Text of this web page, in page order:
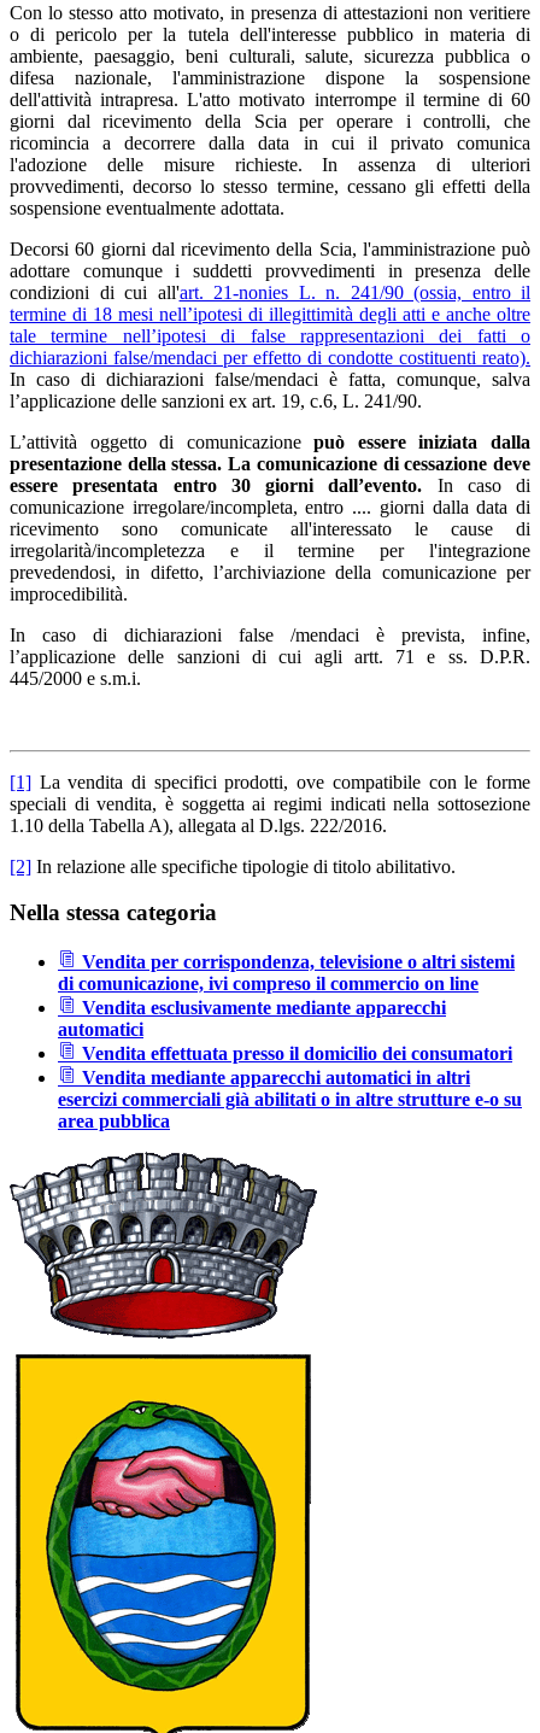
Con lo stesso atto motivato, in presenza di attestazioni non veritiere
o di pericolo per la tutela dell'interesse pubblico in materia di
ambiente, paesaggio, beni culturali, salute, sicurezza pubblica o
difesa nazionale, l'amministrazione dispone la sospensione
dell'attività intrapresa. L'atto motivato interrompe il termine di 60
giorni dal ricevimento della Scia per operare i controlli, che
ricomincia a decorrere dalla data in cui il privato comunica
l'adozione delle misure richieste. In assenza di ulteriori
provvedimenti, decorso lo stesso termine, cessano gli effetti della
sospensione eventualmente adottata.
Decorsi 60 giorni dal ricevimento della Scia, l'amministrazione può
adottare comunque i suddetti provvedimenti in presenza delle
condizioni di cui all'art. 21-nonies L. n. 241/90 (ossia, entro il
termine di 18 mesi nell’ipotesi di illegittimità degli atti e anche oltre
tale termine nell’ipotesi di false rappresentazioni dei fatti o
dichiarazioni false/mendaci per effetto di condotte costituenti reato).
In caso di dichiarazioni false/mendaci è fatta, comunque, salva
l’applicazione delle sanzioni ex art. 19, c.6, L. 241/90.
L’attività oggetto di comunicazionepuò essere iniziata dalla
presentazione della stessa. La comunicazione di cessazione deve
essere presentata entro 30 giorni dall’evento. In caso di
comunicazione irregolare/incompleta, entro .... giorni dalla data di
ricevimento sono comunicate all'interessato le cause di
irregolarità/incompletezza e il termine per l'integrazione
prevedendosi, in difetto, l’archiviazione della comunicazione per
improcedibilità.
In caso di dichiarazioni false /mendaci è prevista, infine,
l’applicazione delle sanzioni di cui agli artt. 71 e ss. D.P.R.
445/2000 e s.m.i.
[1] La vendita di specifici prodotti, ove compatibile con le forme
speciali di vendita, è soggetta ai regimi indicati nella sottosezione
1.10 della Tabella A), allegata al D.lgs. 222/2016.
[2] In relazione alle specifiche tipologie di titolo abilitativo.
Nella stessa categoria
Vendita per corrispondenza, televisione o altri sistemi
di comunicazione, ivi compreso il commercio on line
Vendita esclusivamente mediante apparecchi
automatici
Vendita effettuata presso il domicilio dei consumatori
Vendita mediante apparecchi automatici in altri
esercizi commerciali già abilitati o in altre strutture e-o su
area pubblica